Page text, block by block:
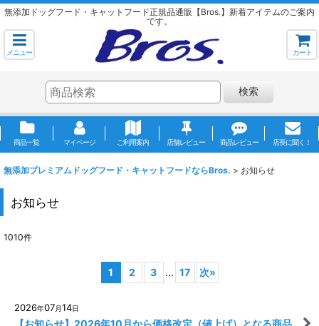
無添加ドッグフード・キャットフード正規品通販【Bros.】新着アイテムのご案内
です。
メニュー カート
検索
商品一覧 マイページ ご利用案内 店舗レビュー 商品レビュー 店長に聞く！
無添加プレミアムドッグフード・キャットフードならBros. > お知らせ
お知らせ
1010件
1 2 3 ... 17 次»
2026年07月14日
【お知らせ】2026年10月から価格改定（値上げ）となる商品